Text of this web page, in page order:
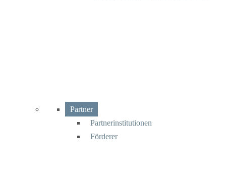
Partner
Partnerinstitutionen
Förderer